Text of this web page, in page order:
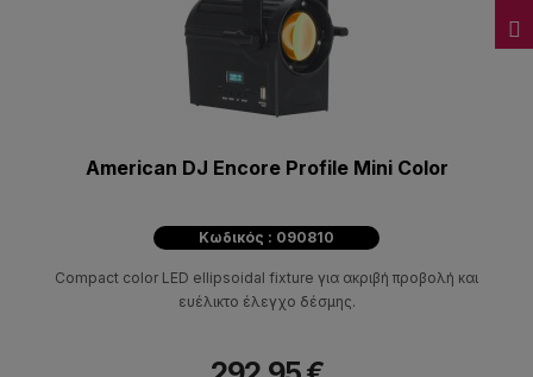
American DJ Encore Profile Mini Color
Κωδικός : 090810
Compact color LED ellipsoidal fixture για ακριβή προβολή και
ευέλικτο έλεγχο δέσμης.